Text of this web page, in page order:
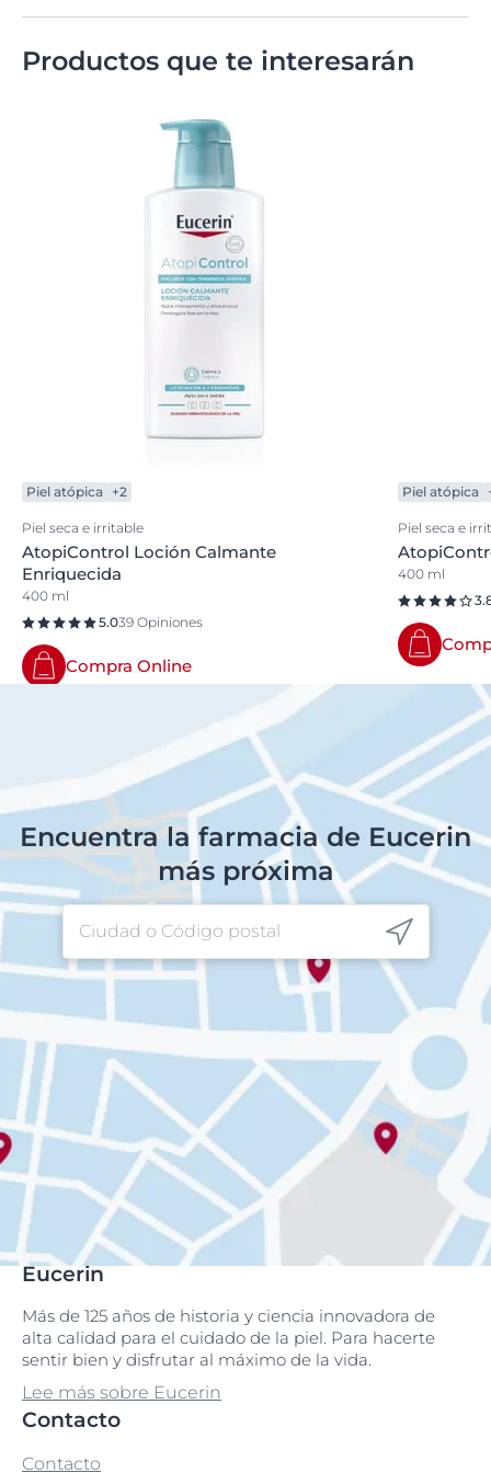
Productos que te interesarán
Piel atópica +2
Piel seca e irritable
AtopiControl Loción Calmante
Enriquecida
400 ml
5.039 Opiniones
Compra Online
Piel atópica
Piel seca e
400 ml
Encuentra la farmacia de Eucerin
más próxima
Eucerin
Más de 125 años de historia y ciencia innovadora de
alta calidad para el cuidado de la piel. Para hacerte
sentir bien y disfrutar al máximo de la vida.
Lee más sobre Eucerin
Contacto
Contacto